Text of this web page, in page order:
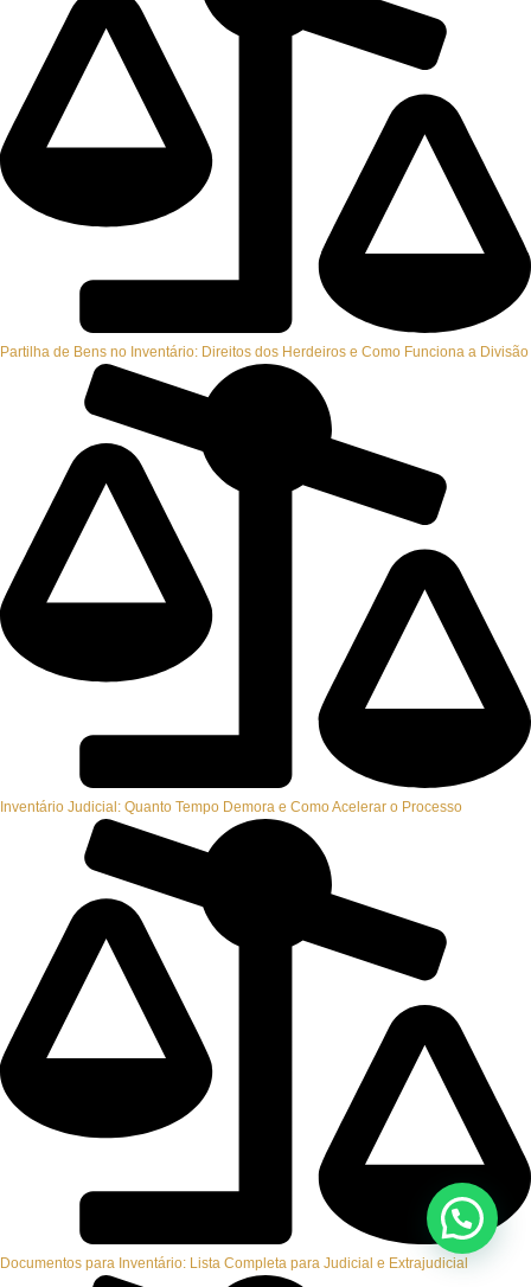
Partilha de Bens no Inventário: Direitos dos Herdeiros e Como Funciona a Divisão
Inventário Judicial: Quanto Tempo Demora e Como Acelerar o Processo
Documentos para Inventário: Lista Completa para Judicial e Extrajudicial